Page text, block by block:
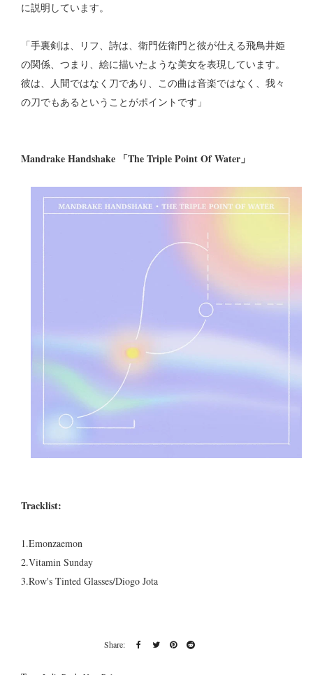
に説明しています。
「手裏剣は、リフ、詩は、衛門佐衛門と彼が仕える飛鳥井姫
の関係、つまり、絵に描いたような美女を表現しています。
彼は、人間ではなく刀であり、この曲は音楽ではなく、我々
の刀でもあるということがポイントです」
Mandrake Handshake 「The Triple Point Of Water」
Tracklist:
1.Emonzaemon
2.Vitamin Sunday
3.Row's Tinted Glasses/Diogo Jota